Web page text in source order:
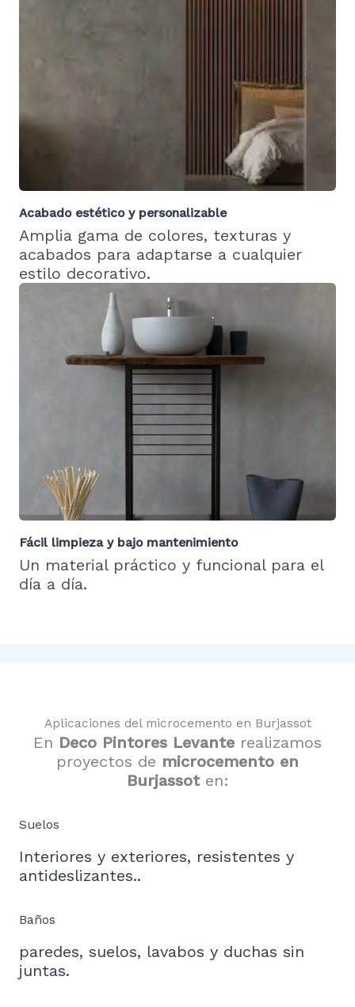
Acabado estético y personalizable
Amplia gama de colores, texturas y
acabados para adaptarse a cualquier
estilo decorativo.
Fácil limpieza y bajo mantenimiento
Un material práctico y funcional para el
día a día.
Aplicaciones del microcemento en Burjassot
En Deco Pintores Levante realizamos
proyectos de microcemento en
Burjassoten:
Suelos
Interiores y exteriores, resistentes y
antideslizantes..
Baños
paredes, suelos, lavabos y duchas sin
juntas.